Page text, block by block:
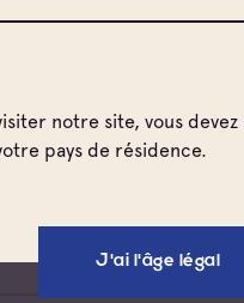
notre site, vous
pays de résidence.
J'ai l'âge légal
vinificateur